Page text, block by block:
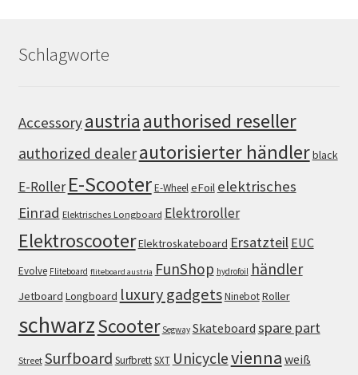
Schlagworte
Accessoryaustria authorised reseller
authorized dealerautorisierter händlerblack
E-Roller E-ScooterE-WheeleFoil elektrisches
Einrad Elektrisches Longboard Elektroroller
ElektroscooterElektroskateboard Ersatzteil EUC
Evolve Fliteboard fliteboard austria FunShop hydrofoil händler
Jetboard Longboard luxury gadgetsNinebotRoller
schwarzScooter Segway Skateboard spare part
Street Surfboard SurfbrettSXT Unicyclevienna weiß